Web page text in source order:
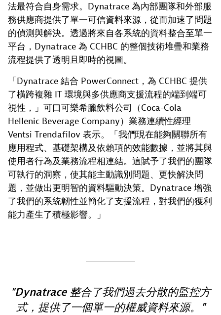
法最符合自身需求。Dynatrace 為內部團隊和外部服
務供應商提供了單一可信資料來源，從而加速了問題
的偵測與解決。透過將來自各系統的資料整合至單一
平台，Dynatrace 為 CCHBC 的整個技術堆疊和業務
流程提供了透明且即時的視圖。
「Dynatrace 結合 PowerConnect，為 CCHBC 提供
了橫跨複雜 IT 環境與多供應商支援流程的端到端可
視性，」可口可樂希臘飲料公司（Coca-Cola
Hellenic Beverage Company）業務連續性經理
Ventsi Trendafilov 表示。「我們現在能夠關聯所有
應用程式、基礎架構及依賴項的效能數據，並將其與
使用者行為及業務流程相連結。這賦予了我們的團隊
可執行的洞察，使其能主動識別問題、更快解決問
題，並做出更明智的資料驅動決策。Dynatrace 增強
了我們的系統韌性並簡化了支援流程，對我們的獲利
能力產生了積極影響。」
Dynatrace 整合了我們過去分散的監控方
式，提供了一個單一的權威資料來源。